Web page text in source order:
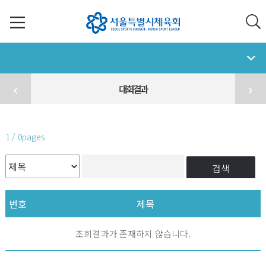
대회결과
1 / 0pages
검색
번호 제목
조회결과가 존재하지 않습니다.